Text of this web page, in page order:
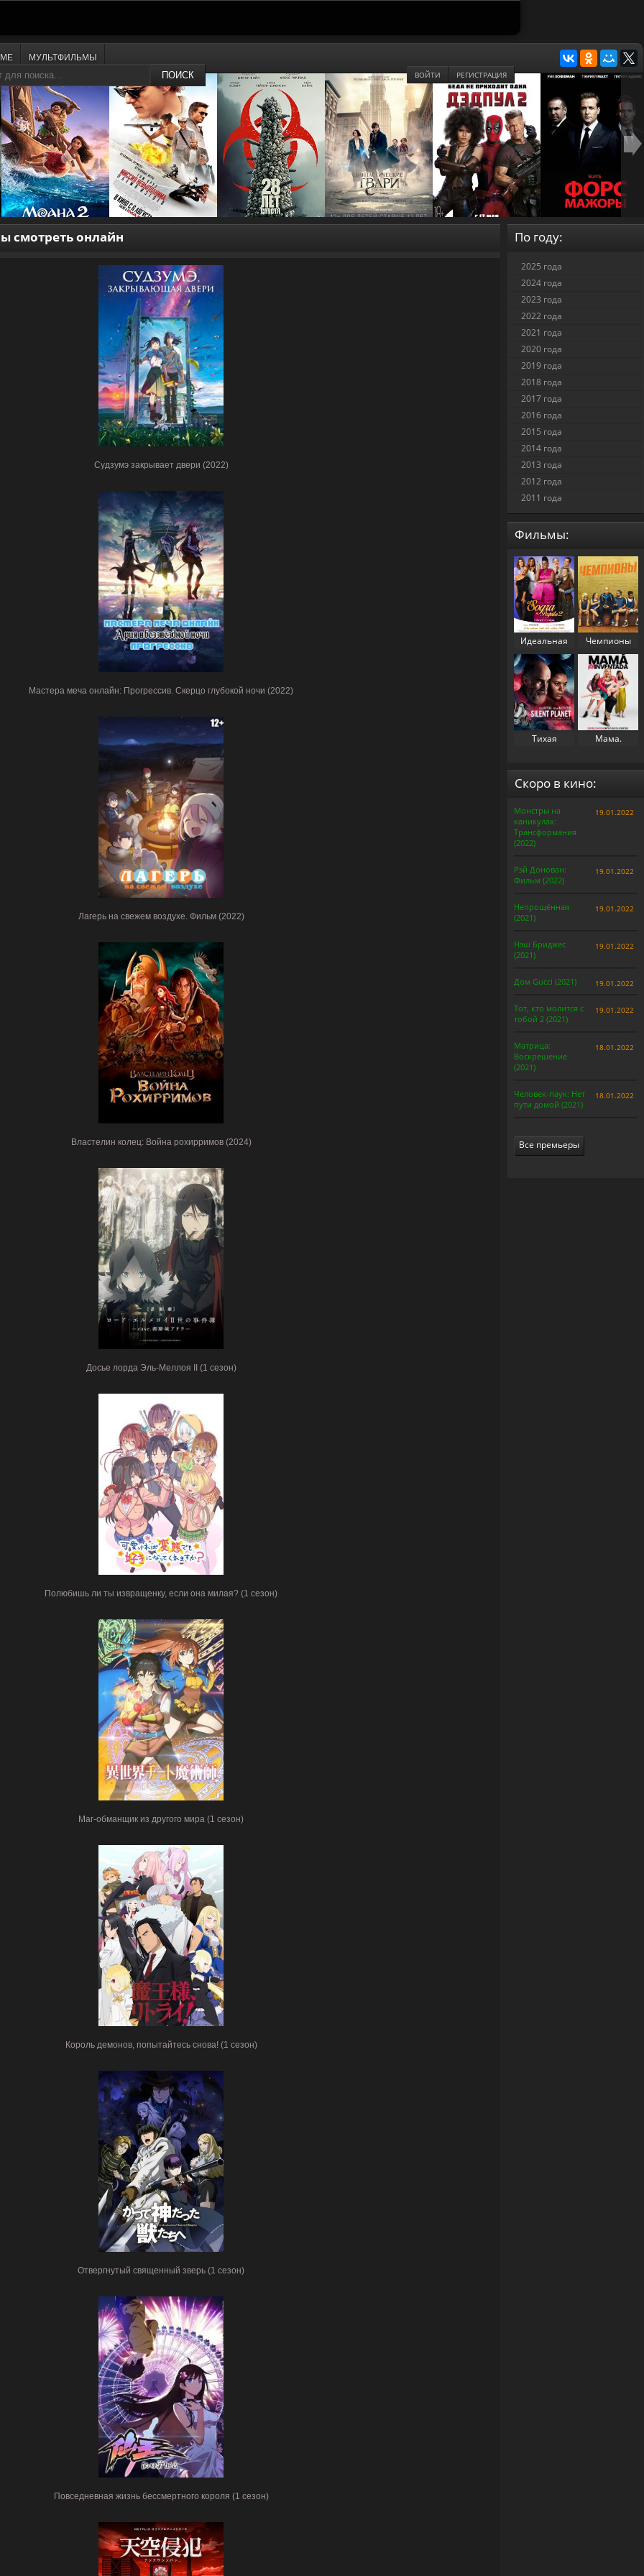
ПОИСК ВОЙТИ РЕГИСТРАЦИЯ
МУЛЬТФИЛЬМЫ
смотреть онлайн
Судзумэ закрывает двери (2022)
Мастера меча онлайн: Прогрессив. Скерцо глубокой ночи (2022)
Лагерь на свежем воздухе. Фильм (2022)
Властелин колец: Война рохирримов (2024)
Досье лорда Эль-Меллоя II (1 сезон)
Полюбишь ли ты извращенку, если она милая? (1 сезон)
Маг-обманщик из другого мира (1 сезон)
Король демонов, попытайтесь снова! (1 сезон)
Отвергнутый священный зверь (1 сезон)
Повседневная жизнь бессмертного короля (1 сезон)
По году:
2025 года
2024 года
2023 года
2022 года
2021 года
2020 года
2019 года
2018 года
2017 года
2016 года
2015 года
2014 года
2013 года
2012 года
2011 года
Фильмы:
Идеальная
свекровь 2
(2025)
Чемпионы
(2023)
Тихая
Мама.
Скоро в кино:
Монстры на
каникулах:
Трансформания
(2022)
19.01.2022
Рэй Донован:
Фильм (2022)
19.01.2022
Непрощённая
(2021)
19.01.2022
Нэш Бриджес
(2021)
19.01.2022
Дом Gucci (2021) 19.01.2022
Тот, кто молится с
тобой 2 (2021)
19.01.2022
Матрица:
Воскрешение
(2021)
18.01.2022
Человек-паук: Нет
пути домой (2021)
18.01.2022
Все премьеры